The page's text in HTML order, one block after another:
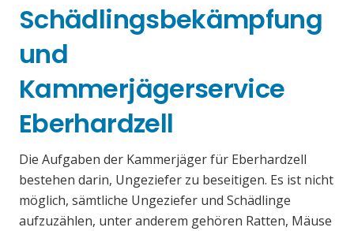
Schädlingsbekämpfung
und
Kammerjägerservice
Eberhardzell
Die Aufgaben der Kammerjäger für Eberhardzell
bestehen darin, Ungeziefer zu beseitigen. Es ist nicht
möglich, sämtliche Ungeziefer und Schädlinge
aufzuzählen, unter anderem gehören Ratten, Mäuse